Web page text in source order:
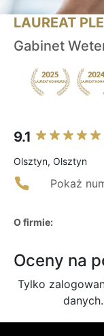
LAUREAT
Gabinet
9.1
Olsztyn, Olsztyn
Pokaż
O firmie:
Oceny na
Tylko
danych.